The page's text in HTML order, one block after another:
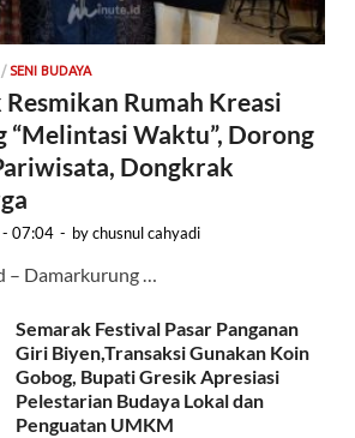
/ SENI BUDAYA
Rumah Kreasi
“Melintasi Waktu”, Dorong
Dongkrak
- 07:04 - bychusnul cahyadi
– Damarkurung …
Semarak Festival Pasar Panganan
Giri Biyen,Transaksi Gunakan Koin
Gobog, Bupati Gresik Apresiasi
Pelestarian Budaya Lokal dan
Penguatan UMKM